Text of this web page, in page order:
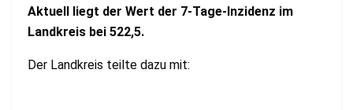
Aktuell liegt der Wert der 7-Tage-Inzidenz im
Landkreis bei 522,5.
Der Landkreis teilte dazu mit: